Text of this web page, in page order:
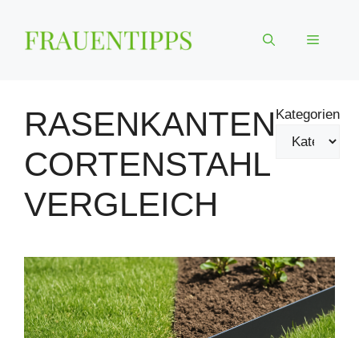
Inhalt
springen
Menü
RASENKANTEN
CORTENSTAHL
VERGLEICH
Kategorien